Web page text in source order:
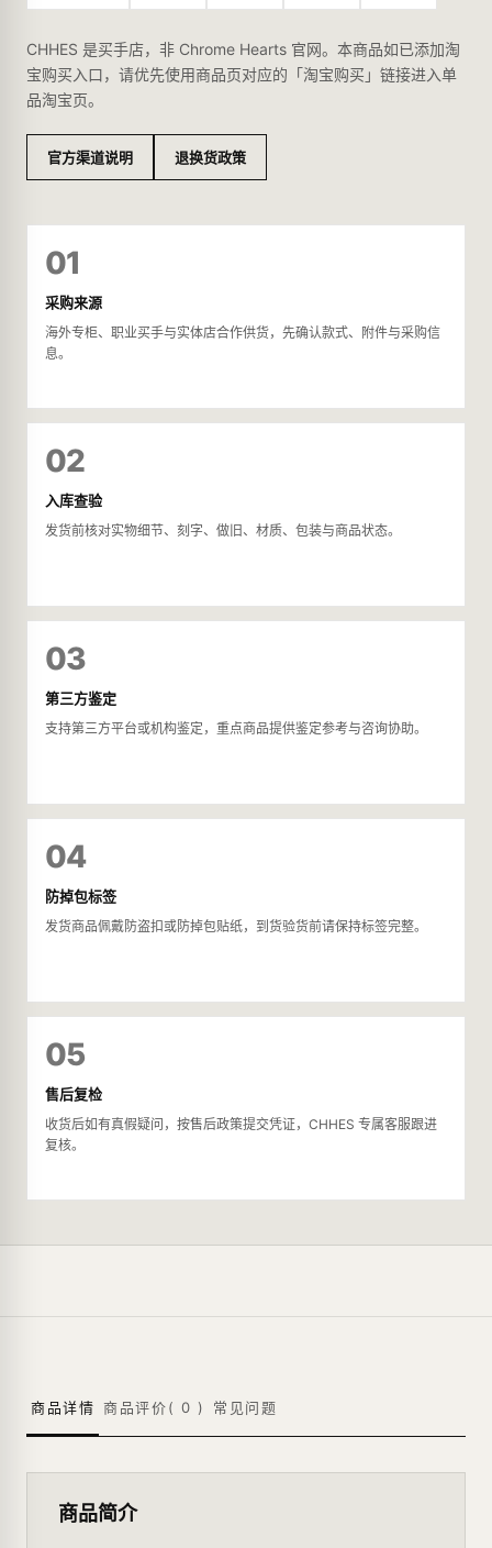
CHHES 是买手店，非 Chrome Hearts 官网。本商品如已添加淘
宝购买入口，请优先使用商品页对应的「淘宝购买」链接进入单
品淘宝页。
官方渠道说明 退换货政策
01
采购来源
海外专柜、职业买手与实体店合作供货，先确认款式、附件与采购信
息。
02
入库查验
发货前核对实物细节、刻字、做旧、材质、包装与商品状态。
03
第三方鉴定
支持第三方平台或机构鉴定，重点商品提供鉴定参考与咨询协助。
04
防掉包标签
发货商品佩戴防盗扣或防掉包贴纸，到货验货前请保持标签完整。
05
售后复检
收货后如有真假疑问，按售后政策提交凭证，CHHES 专属客服跟进
复核。
商品详情 商品评价( 0 ) 常见问题
商品简介